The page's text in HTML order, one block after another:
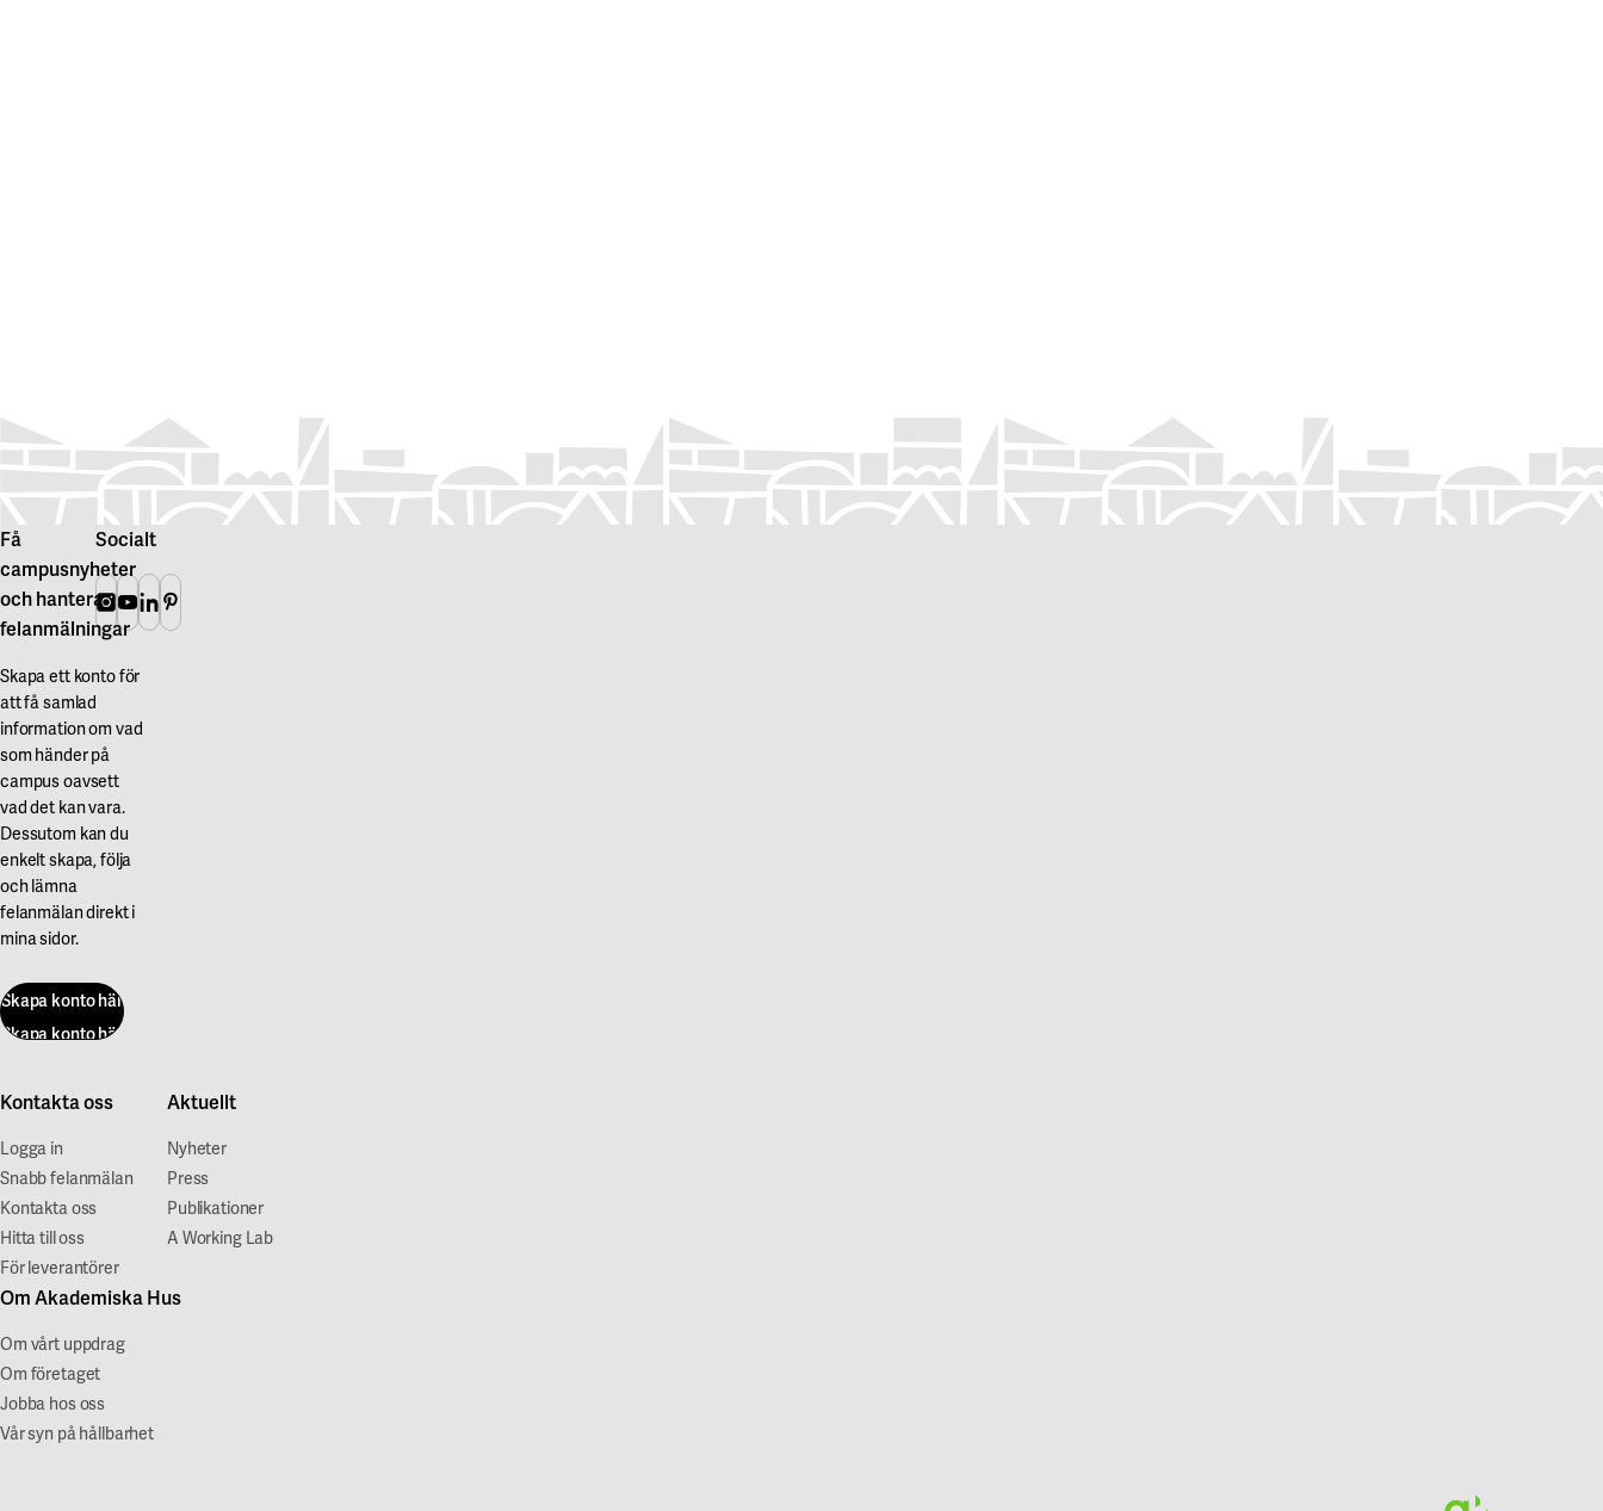
Få
campusnyheter
och hantera
felanmälningar
Skapa ett konto för
att få samlad
information om vad
som händer på
campus oavsett
vad det kan vara.
Dessutom kan du
enkelt skapa, följa
och lämna
felanmälan direkt i
mina sidor.
Skapa konto här
Skapa konto här
Kontakta oss
Logga in
Snabb felanmälan
Kontakta oss
Hitta till oss
För leverantörer
Aktuellt
Nyheter
Press
Publikationer
A Working Lab
Om Akademiska Hus
Om vårt uppdrag
Om företaget
Jobba hos oss
Vår syn på hållbarhet
Socialt
Instagram
Youtube
Linkedin
Pinterest